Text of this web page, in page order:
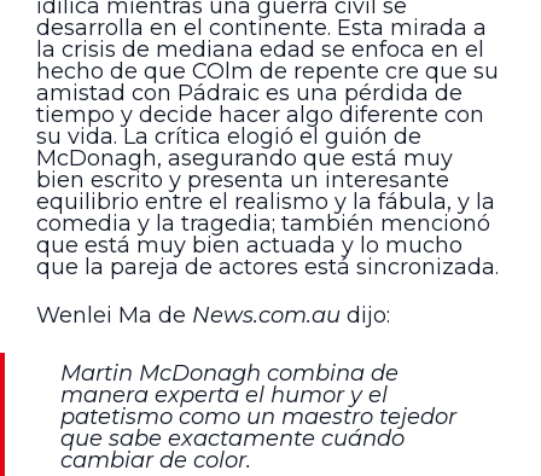
idílica mientras una guerra civil se
desarrolla en el continente. Esta mirada a
la crisis de mediana edad se enfoca en el
hecho de que COlm de repente cre que su
amistad con Pádraic es una pérdida de
tiempo y decide hacer algo diferente con
su vida. La crítica elogió el guión de
McDonagh, asegurando que está muy
bien escrito y presenta un interesante
equilibrio entre el realismo y la fábula, y la
comedia y la tragedia; también mencionó
que está muy bien actuada y lo mucho
que la pareja de actores está sincronizada.
Wenlei Ma de News.com.au dijo:
Martin McDonagh combina de
manera experta el humor y el
patetismo como un maestro tejedor
que sabe exactamente cuándo
cambiar de color.